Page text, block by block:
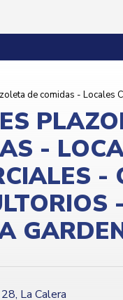
de comidas - Locales
-
-
La Calera